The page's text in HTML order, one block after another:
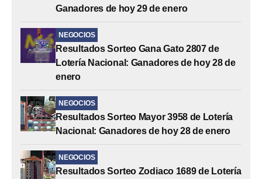
Ganadores de hoy 29 de enero
NEGOCIOS
Resultados Sorteo Gana Gato 2807 de
Lotería Nacional: Ganadores de hoy 28 de
enero
NEGOCIOS
Resultados Sorteo Mayor 3958 de Lotería
Nacional: Ganadores de hoy 28 de enero
NEGOCIOS
Resultados Sorteo Zodiaco 1689 de Lotería